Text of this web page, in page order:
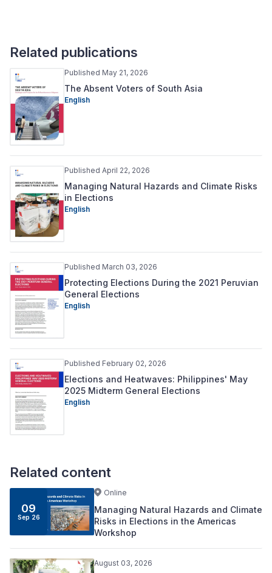
Related publications
Published May 21, 2026
The Absent Voters of South Asia
English
Published April 22, 2026
Managing Natural Hazards and Climate Risks
in Elections
English
Published March 03, 2026
Protecting Elections During the 2021 Peruvian
General Elections
English
Published February 02, 2026
Elections and Heatwaves: Philippines' May
2025 Midterm General Elections
English
Related content
09
Sep 26
Online
Managing Natural Hazards and Climate
Risks in Elections in the Americas
Workshop
August 03, 2026